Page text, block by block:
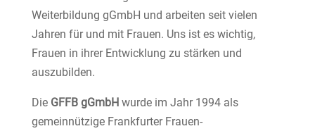
Weiterbildung gGmbH und arbeiten seit vielen
Jahren für und mit Frauen. Uns ist es wichtig,
Frauen in ihrer Entwicklung zu stärken und
auszubilden.
DieGFFB gGmbHwurde im Jahr 1994 als
gemeinnützige Frankfurter Frauen-